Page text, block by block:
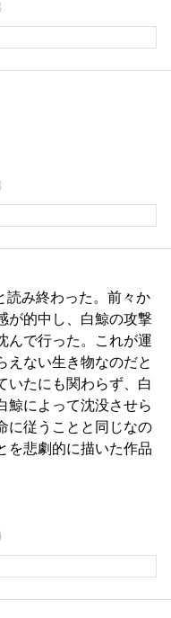
読み終わった。前々か
が的中し、白鯨の攻撃
んで行った。これが運
えない生き物なのだと
いたにも関わらず、白
鯨によって沈没させら
に従うことと同じなの
を悲劇的に描いた作品